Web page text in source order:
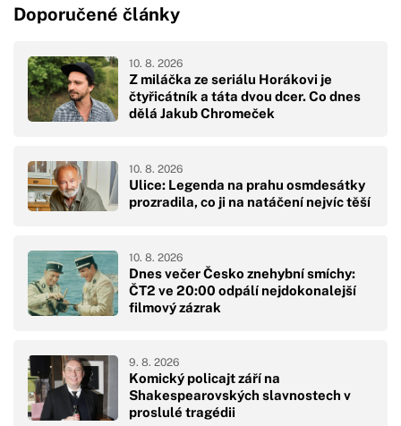
Doporučené články
Z miláčka ze seriálu Horákovi je
čtyřicátník a táta dvou dcer. Co dnes
dělá Jakub Chromeček
10. 8. 2026
Ulice: Legenda na prahu osmdesátky
prozradila, co ji na natáčení nejvíc těší
10. 8. 2026
Dnes večer Česko znehybní smíchy:
ČT2 ve 20:00 odpálí nejdokonalejší
filmový zázrak
10. 8. 2026
Komický policajt září na
Shakespearovských slavnostech v
proslulé tragédii
9. 8. 2026